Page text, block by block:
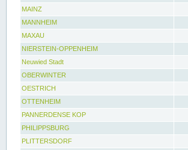
MAINZ
MANNHEIM
MAXAU
NIERSTEIN-OPPENHEIM
Neuwied Stadt
OBERWINTER
OESTRICH
OTTENHEIM
PANNERDENSE KOP
PHILIPPSBURG
PLITTERSDORF